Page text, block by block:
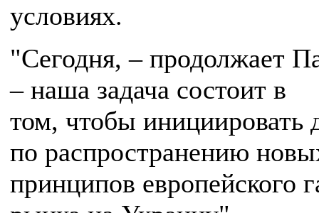
условиях.
"Сегодня, – продолжает
– наша задача состоит в
том, чтобы инициировать
по распространению
принципов европейского